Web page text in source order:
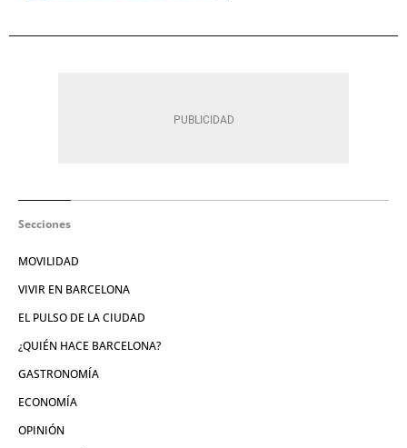
Secciones
MOVILIDAD
VIVIR EN BARCELONA
EL PULSO DE LA CIUDAD
¿QUIÉN HACE BARCELONA?
GASTRONOMÍA
ECONOMÍA
OPINIÓN